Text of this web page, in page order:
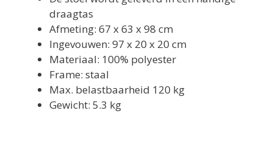
draagtas
Afmeting: 67 x 63 x 98 cm
Ingevouwen: 97 x 20 x 20 cm
Materiaal: 100% polyester
Frame: staal
Max. belastbaarheid 120 kg
Gewicht: 5.3 kg